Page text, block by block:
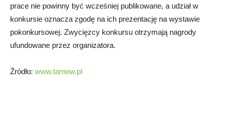
prace nie powinny być wcześniej publikowane, a udział w
konkursie oznacza zgodę na ich prezentację na wystawie
pokonkursowej. Zwycięzcy konkursu otrzymają nagrody
ufundowane przez organizatora.
Źródło: www.tarnow.pl